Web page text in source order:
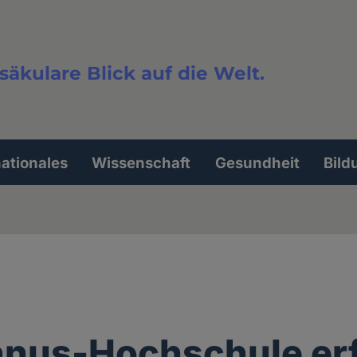
Blick auf die Welt.
Wissenschaft Gesundheit